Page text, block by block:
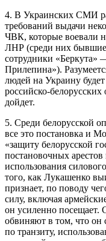
4. В Украинских СМИ
требований выдачи
ЧВК, которые воевали
ЛНР (среди них
сотрудники «Беркута»
Прилепина»).
людей на Украину
российско-
дойдет.
5. Среди белорусской
все это постановка и
«защиту белорусской
постановочных
использования
того, как Лукашенко
признает, по поводу
силу, включая
он усиленно посещает.
обвиняют в том, что он
по транзиту,